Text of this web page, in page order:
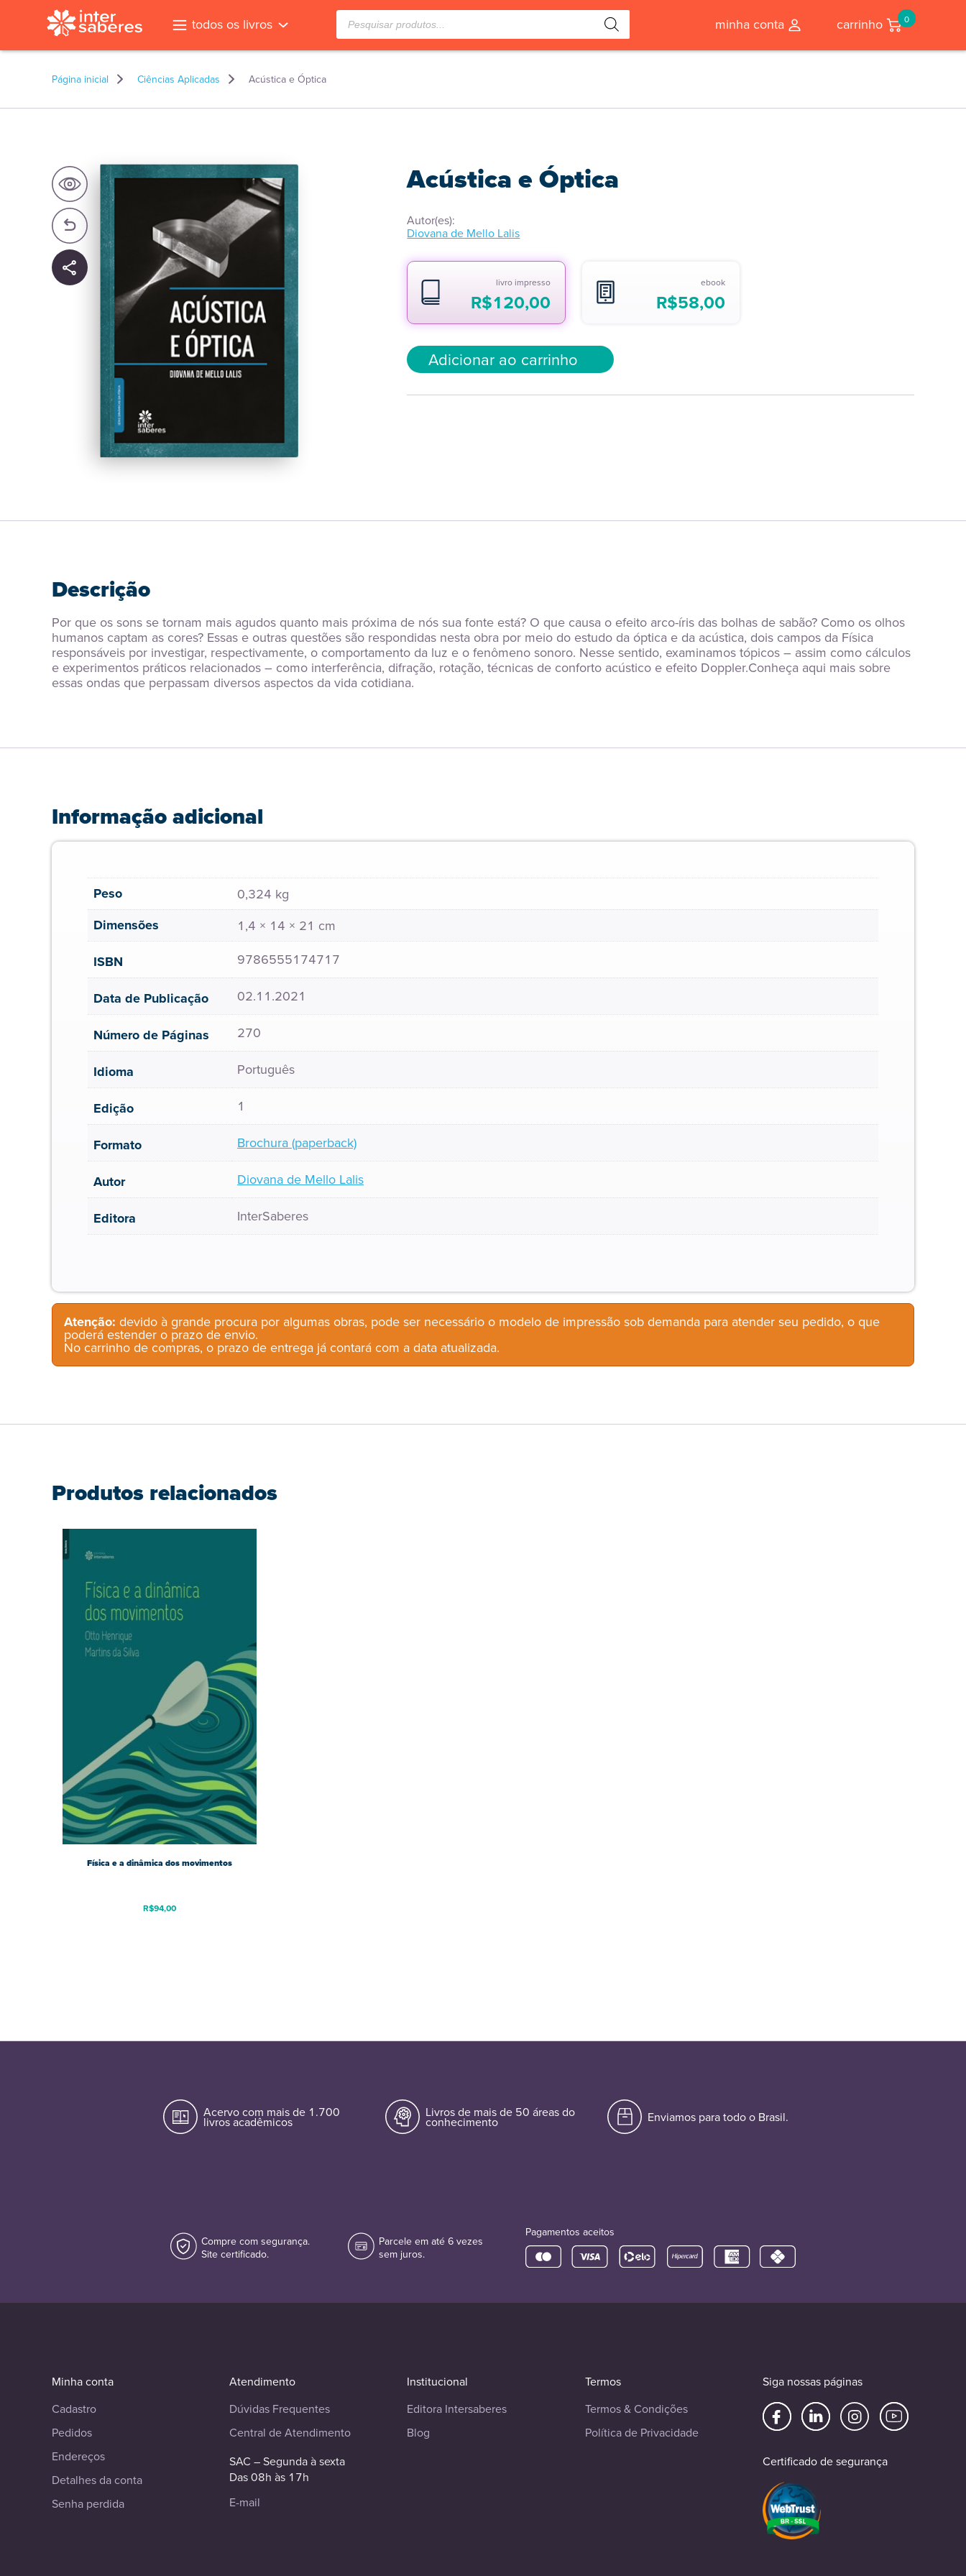
todos os livros
Pesquisar
produtos
minha conta carrinho 0
Página inicial Ciências Aplicadas Acústica e Óptica
Acústica e Óptica
Autor(es):
Diovana de Mello Lalis
livro impresso
R$120,00
ebook
R$58,00
Adicionar ao carrinho
Descrição
Por que os sons se tornam mais agudos quanto mais próxima de nós sua fonte está? O que causa o efeito arco-íris das bolhas de sabão? Como os olhos
humanos captam as cores? Essas e outras questões são respondidas nesta obra por meio do estudo da óptica e da acústica, dois campos da Física
responsáveis por investigar, respectivamente, o comportamento da luz e o fenômeno sonoro. Nesse sentido, examinamos tópicos – assim como cálculos
e experimentos práticos relacionados – como interferência, difração, rotação, técnicas de conforto acústico e efeito Doppler.Conheça aqui mais sobre
essas ondas que perpassam diversos aspectos da vida cotidiana.
Informação adicional
Peso 0,324 kg
Dimensões 1,4 × 14 × 21 cm
ISBN 9786555174717
Data de Publicação 02.11.2021
Número de Páginas 270
Idioma Português
Edição 1
Formato Brochura (paperback)
Autor Diovana de Mello Lalis
Editora InterSaberes
Atenção: devido à grande procura por algumas obras, pode ser necessário o modelo de impressão sob demanda para atender seu pedido, o que
poderá estender o prazo de envio.
No carrinho de compras, o prazo de entrega já contará com a data atualizada.
Produtos relacionados
Física e a dinâmica dos movimentos
R$94,00
Acervo com mais de 1.700
livros acadêmicos
Livros de mais de 50 áreas do
conhecimento Enviamos para todo o Brasil.
Compre com segurança.
Site certificado.
Parcele em até 6 vezes
sem juros.
Pagamentos aceitos
Minha conta
Cadastro
Pedidos
Endereços
Detalhes da conta
Senha perdida
Atendimento
Dúvidas Frequentes
Central de Atendimento
SAC – Segunda à sexta
Das 08h às 17h
E-mail
Institucional
Editora Intersaberes
Blog
Termos
Termos & Condições
Política de Privacidade
Siga nossas páginas
Certificado de segurança